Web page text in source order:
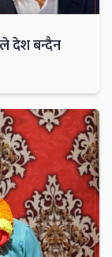
देश बन्दैन